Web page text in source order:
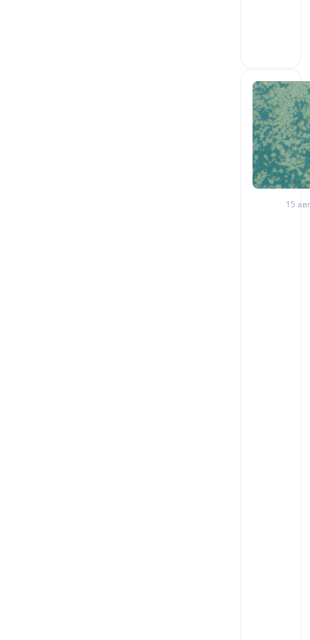
15